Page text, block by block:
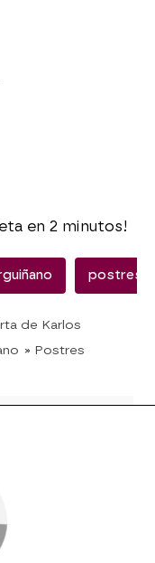
en 2 minutos!
postres
de Karlos
» Postres